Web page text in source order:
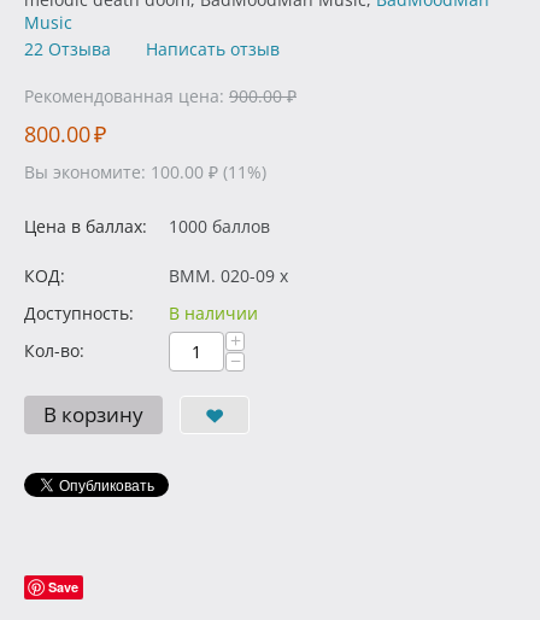
Music
22 Отзыва
Написать отзыв
Рекомендованная цена: 900.00 ₽
800.00₽
Вы экономите: 100.00 ₽ (11 %)
Цена в баллах: 1000 баллов
КОД:
BMM. 020-09 x
Доступность:
В наличии
Кол-во:
+
−
В корзину
Save